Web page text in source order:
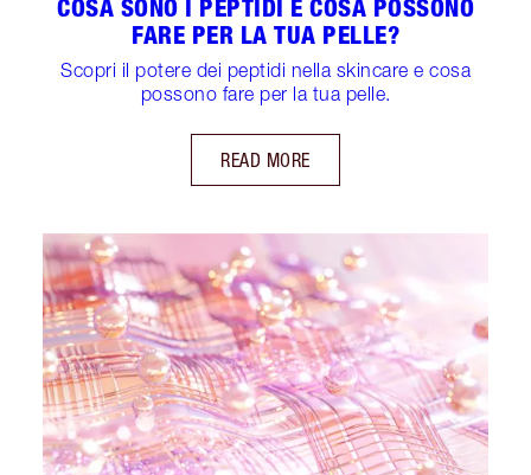
COSA SONO I PEPTIDI E COSA POSSONO
FARE PER LA TUA PELLE?
Scopri il potere dei peptidi nella skincare e cosa
possono fare per la tua pelle.
READ MORE